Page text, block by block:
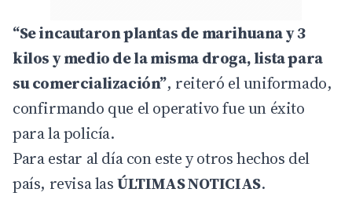
“Se incautaron plantas de marihuana y 3
kilos y medio de la misma droga, lista para
su comercialización”, reiteró el uniformado,
confirmando que el operativo fue un éxito
para la policía.
Para estar al día con este y otros hechos del
país, revisa lasÚLTIMAS NOTICIAS.